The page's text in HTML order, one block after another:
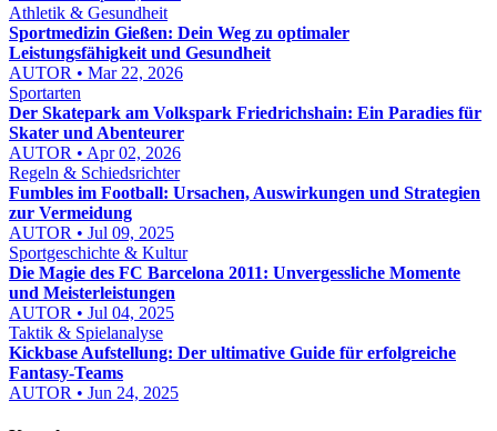
Athletik & Gesundheit
Sportmedizin Gießen: Dein Weg zu optimaler
Leistungsfähigkeit und Gesundheit
AUTOR • Mar 22, 2026
Sportarten
Der Skatepark am Volkspark Friedrichshain: Ein Paradies für
Skater und Abenteurer
AUTOR • Apr 02, 2026
Regeln & Schiedsrichter
Fumbles im Football: Ursachen, Auswirkungen und Strategien
zur Vermeidung
AUTOR • Jul 09, 2025
Sportgeschichte & Kultur
Die Magie des FC Barcelona 2011: Unvergessliche Momente
und Meisterleistungen
AUTOR • Jul 04, 2025
Taktik & Spielanalyse
Kickbase Aufstellung: Der ultimative Guide für erfolgreiche
Fantasy-Teams
AUTOR • Jun 24, 2025